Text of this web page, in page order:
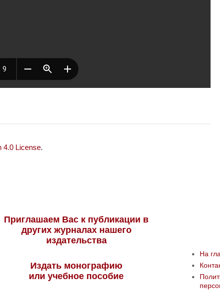
4.0 License.
Приглашаем Вас к публикации в
других журналах нашего
издательства
Издать монографию
или учебное пособие
На